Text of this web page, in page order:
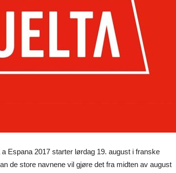
Espana 2017 starter lørdag 19. august i franske
de store navnene vil gjøre det fra midten av august